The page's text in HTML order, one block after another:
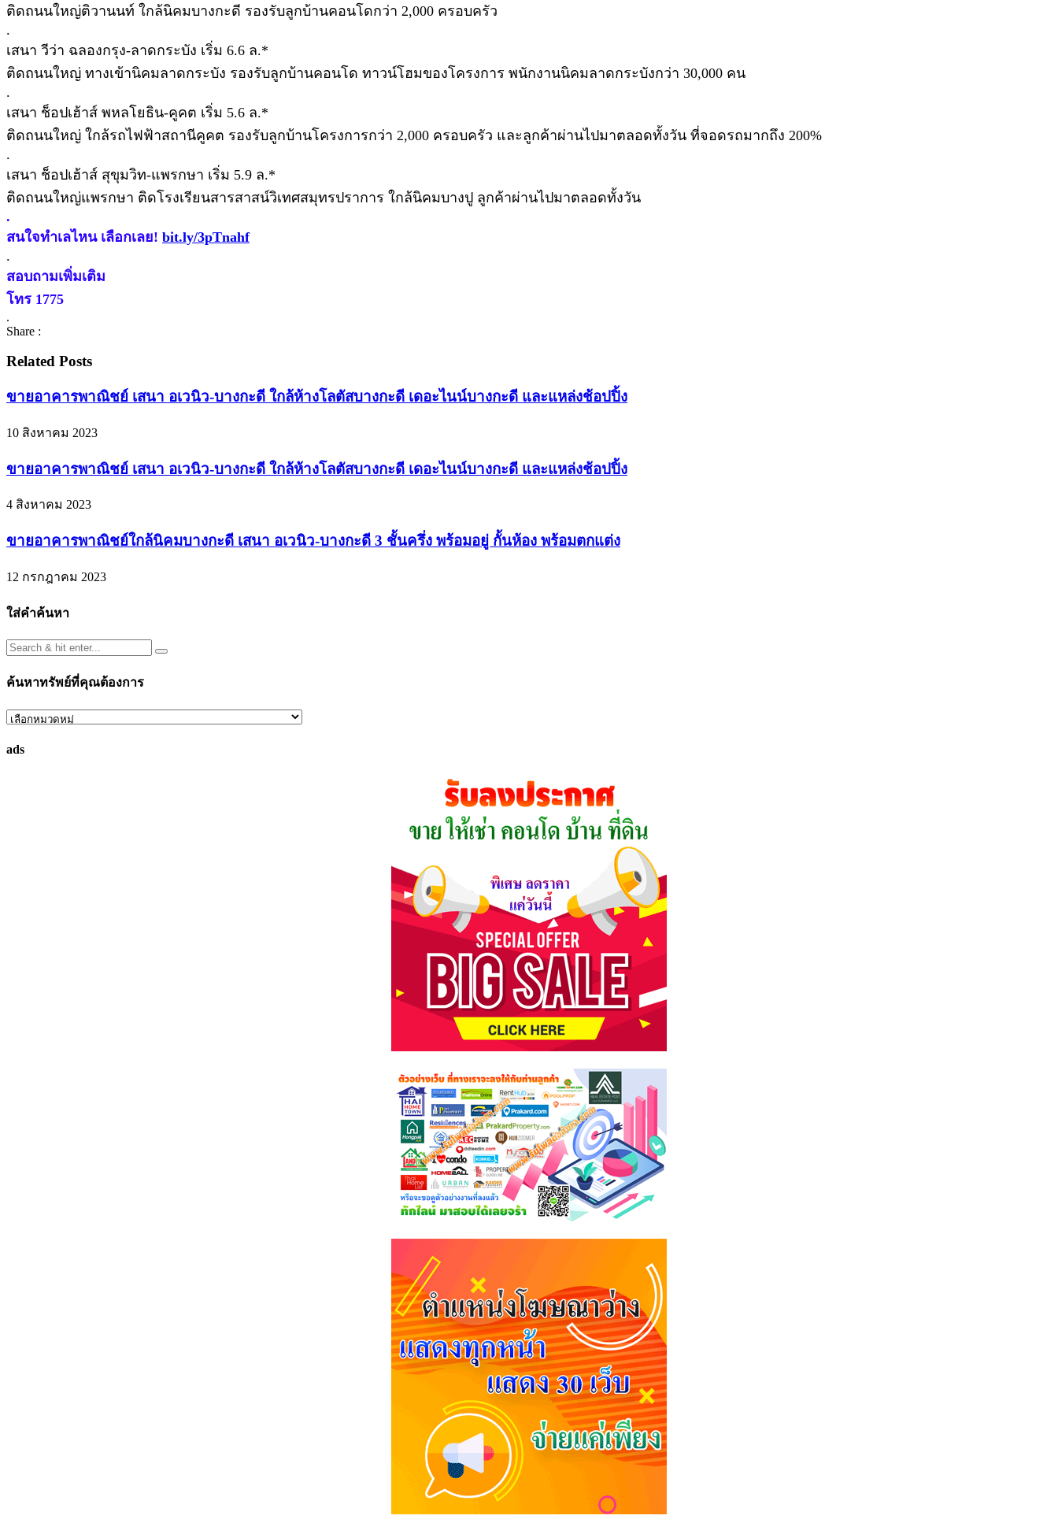
ติดถนนใหญ่ติวานนท์ ใกล้นิคมบางกะดี รองรับลูกบ้านคอนโดกว่า 2,000 ครอบครัว
.
เสนา วีว่า ฉลองกรุง-ลาดกระบัง เริ่ม 6.6 ล.*
ติดถนนใหญ่ ทางเข้านิคมลาดกระบัง รองรับลูกบ้านคอนโด ทาวน์โฮมของโครงการ พนักงานนิคมลาดกระบังกว่า 30,000 คน
.
เสนา ช็อปเฮ้าส์ พหลโยธิน-คูคต เริ่ม 5.6 ล.*
ติดถนนใหญ่ ใกล้รถไฟฟ้าสถานีคูคต รองรับลูกบ้านโครงการกว่า 2,000 ครอบครัว และลูกค้าผ่านไปมาตลอดทั้งวัน ที่จอดรถมากถึง 200%
.
เสนา ช็อปเฮ้าส์ สุขุมวิท-แพรกษา เริ่ม 5.9 ล.*
ติดถนนใหญ่แพรกษา ติดโรงเรียนสารสาสน์วิเทศสมุทรปราการ ใกล้นิคมบางปู ลูกค้าผ่านไปมาตลอดทั้งวัน
.
สนใจทำเลไหน เลือกเลย! bit.ly/3pTnahf
.
สอบถามเพิ่มเติม
โทร 1775
.
Share :
Related Posts
ขายอาคารพาณิชย์ เสนา อเวนิว-บางกะดี ใกล้ห้างโลตัสบางกะดี เดอะไนน์บางกะดี และแหล่งช้อปปิ้ง
10 สิงหาคม 2023
ขายอาคารพาณิชย์ เสนา อเวนิว-บางกะดี ใกล้ห้างโลตัสบางกะดี เดอะไนน์บางกะดี และแหล่งช้อปปิ้ง
4 สิงหาคม 2023
ขายอาคารพาณิชย์ใกล้นิคมบางกะดี เสนา อเวนิว-บางกะดี 3 ชั้นครึ่ง พร้อมอยู่ กั้นห้อง พร้อมตกแต่ง
12 กรกฎาคม 2023
ใส่คำค้นหา
ค้นหาทรัพย์ที่คุณต้องการ
ค้นหา
ที่
ads